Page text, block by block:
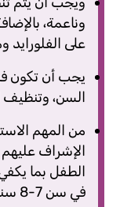
وناعمة،
على الفلورايد
السن، وتنظيف
من المهم
الإشراف
الطفل بما
في سن 7-8 سنوات تقريبًا.